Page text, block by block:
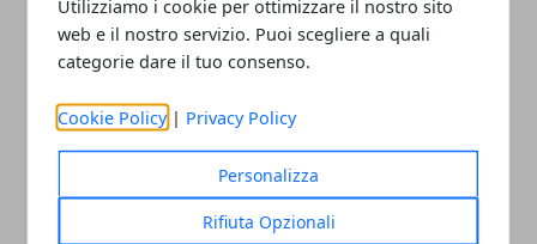
Utilizziamo i cookie per ottimizzare il nostro sito
web e il nostro servizio. Puoi scegliere a quali
categorie dare il tuo consenso.
Cookie Policy | Privacy Policy
Personalizza
Rifiuta Opzionali
02/03/2019